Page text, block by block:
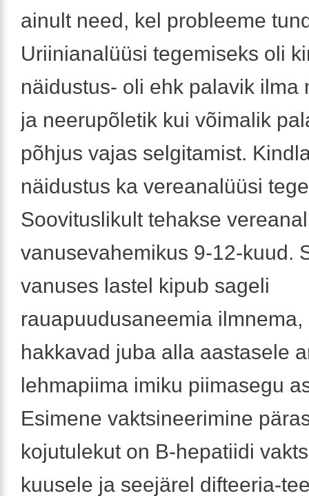
ainult need, kel probleeme
Uriinianalüüsi tegemiseks oli
näidustus- oli ehk palavik ilma
ja neerupõletik kui võimalik
põhjus vajas selgitamist.
näidustus ka vereanalüüsi
Soovituslikult tehakse
vanusevahemikus 9-12-kuud.
vanuses lastel kipub sageli
rauapuudusaneemia
hakkavad juba alla aastasele
lehmapiima imiku piimasegu
Esimene vaktsineerimine
kojutulekut on B-hepatiidi
kuusele ja seejärel difteeria-